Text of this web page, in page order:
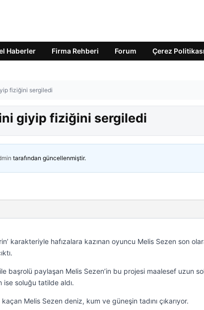
Haberler Firma Rehberi Forum Çerez Politikası
fiziğini sergiledi
giyip fiziğini sergiledi
tarafından güncellenmiştir.
karakteriyle hafızalara kazınan oyuncu Melis Sezen son
başrolü paylaşan Melis Sezen’in bu projesi maalesef uzun
ise soluğu tatilde aldı.
Melis Sezen deniz, kum ve güneşin tadını çıkarıyor.